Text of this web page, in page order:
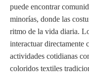
puede encontrar
minorías, donde las
ritmo de la vida diaria.
interactuar directamente
actividades cotidianas
coloridos textiles